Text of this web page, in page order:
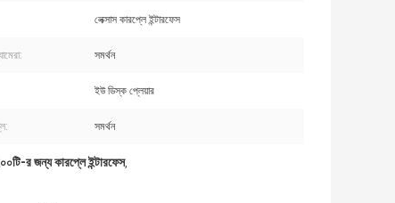
লেক্সাস কারপ্লে ইন্টারফেস
সমর্থন
ইউ ডিস্ক প্লেয়ার
সমর্থন
র জন্য কারপ্লে ইন্টারফেস,